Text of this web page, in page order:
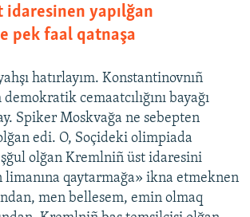
idaresinen yapılğan
pek faal qatnaşa
hatırlayım. Konstantinovnıñ
demokratik cemaatcılığını bayağı
Spiker Moskvağa ne sebepten
edi. O, Soçideki olimpiada
olğan Kremlniñ üst idaresini
limanına qaytarmağa» ikna etmeknen
men bellesem, emin olmaq